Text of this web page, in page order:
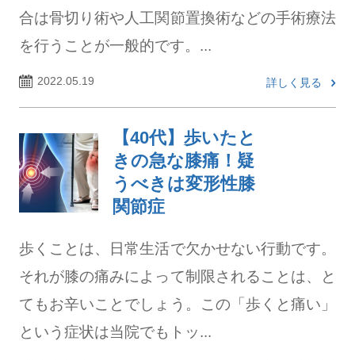
合は骨切り術や人工関節置換術などの手術療法
を行うことが一般的です。...
2022.05.19 詳しく見る
【40代】歩いたと
きの急な膝痛！疑
うべきは変形性膝
関節症
歩くことは、日常生活で欠かせない行動です。
それが膝の痛みによって制限されることは、と
てもお辛いことでしょう。この「歩くと痛い」
という症状は当院でもトッ...